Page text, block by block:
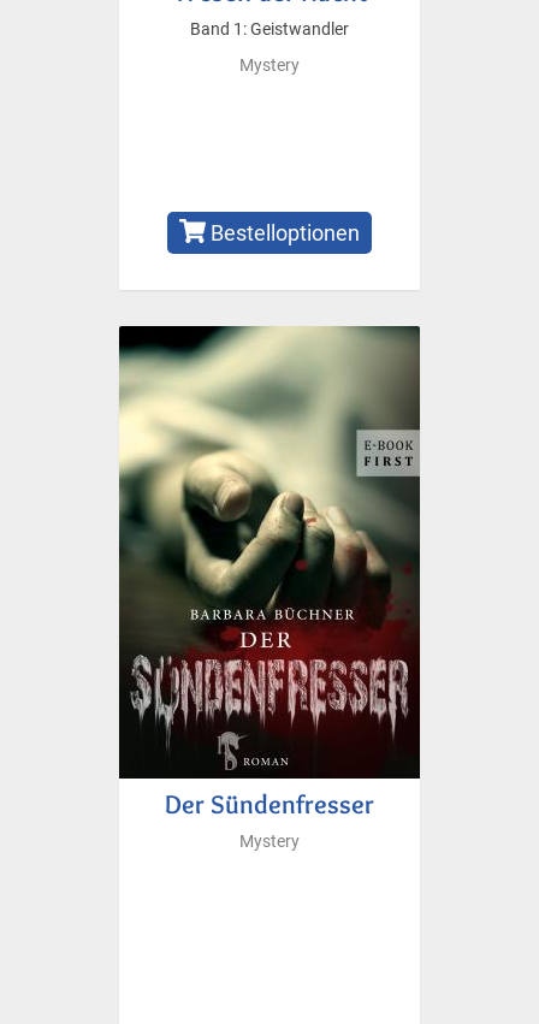
Band 1: Geistwandler
Mystery
Bestelloptionen
Der Sündenfresser
Mystery